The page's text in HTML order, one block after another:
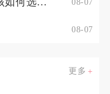
08-07
更多